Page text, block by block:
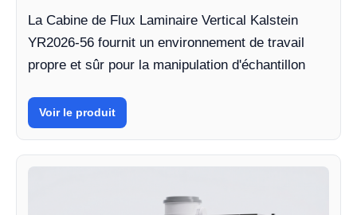
La Cabine de Flux Laminaire Vertical Kalstein
YR2026-56 fournit un environnement de travail
propre et sûr pour la manipulation d'échantillon
Voir le produit